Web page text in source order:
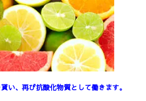
い、再び抗酸化物質として働きます。